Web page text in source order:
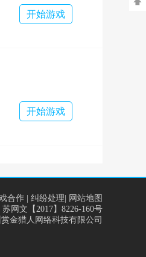
开始游戏
开始游戏
合作 纠纷处理
网站地图
| 苏网文【2017】8226-160号
金猎人网络科技有限公司